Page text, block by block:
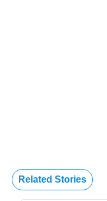
Related Stories